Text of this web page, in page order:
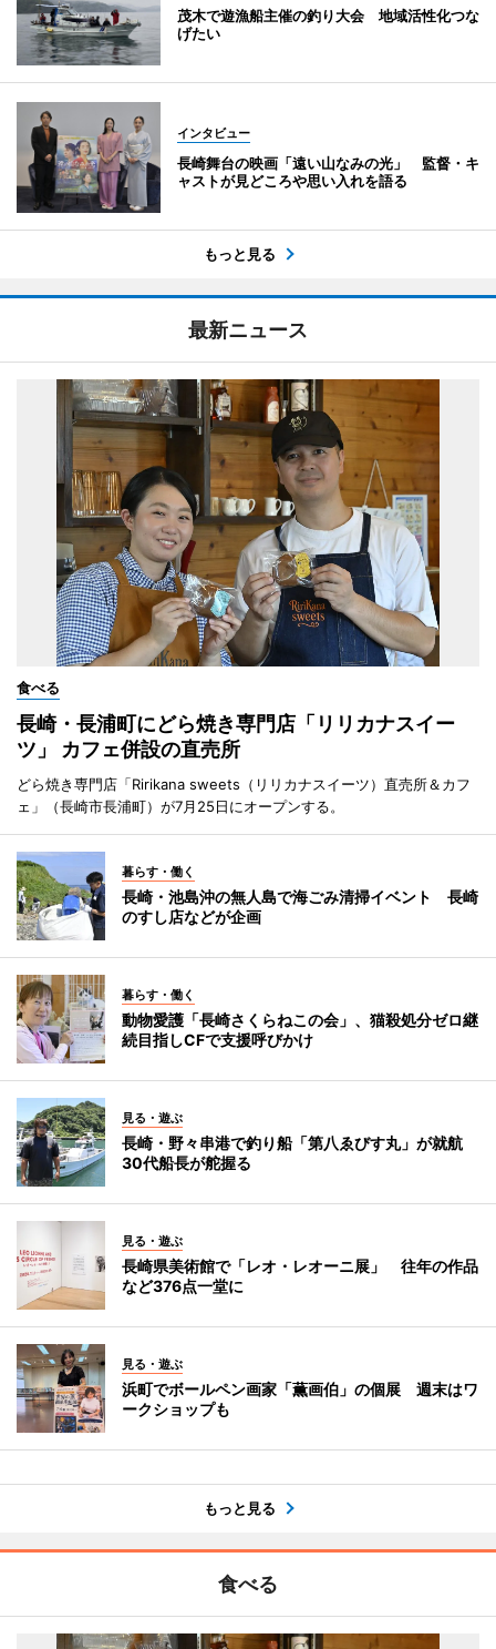
茂木で遊漁船主催の釣り大会 地域活性化つな
げたい
インタビュー
長崎舞台の映画「遠い山なみの光」 監督・キ
ャストが見どころや思い入れを語る
もっと見る
最新ニュース
食べる
長崎・長浦町にどら焼き専門店「リリカナスイー
ツ」 カフェ併設の直売所
どら焼き専門店「Ririkana sweets（リリカナスイーツ）直売所＆カフ
ェ」（長崎市長浦町）が7月25日にオープンする。
暮らす・働く
長崎・池島沖の無人島で海ごみ清掃イベント 長崎
のすし店などが企画
暮らす・働く
動物愛護「長崎さくらねこの会」、猫殺処分ゼロ継
続目指しCFで支援呼びかけ
見る・遊ぶ
長崎・野々串港で釣り船「第八ゑびす丸」が就航
30代船長が舵握る
見る・遊ぶ
長崎県美術館で「レオ・レオーニ展」 往年の作品
など376点一堂に
見る・遊ぶ
浜町でボールペン画家「薫画伯」の個展 週末はワ
ークショップも
もっと見る
食べる